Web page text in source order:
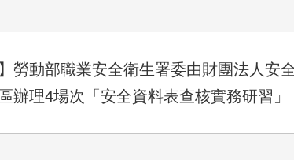
】勞動部職業安全衛生署委由財團法人安
辦理4場次「安全資料表查核實務研習